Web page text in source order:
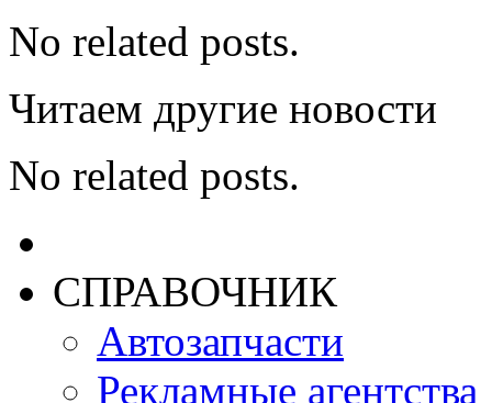
No related posts.
Читаем другие новости
No related posts.
СПРАВОЧНИК
Автозапчасти
Рекламные агентства